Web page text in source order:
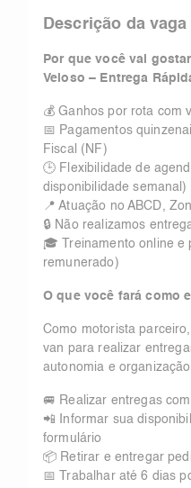
Descrição da vaga
Por que você vai
Veloso – Entrega
💰 Ganhos por rota com
📅 Pagamentos
Fiscal (NF)
🕒 Flexibilidade de
disponibilidade semanal)
📍 Atuação no ABCD,
🔒 Não realizamos
🎓 Treinamento online e
remunerado)
O que você fará como
Como motorista
van para realizar
autonomia e
🚐 Realizar entregas
📲 Informar sua
formulário
📦 Retirar e entregar
📅 Trabalhar até 6 dias